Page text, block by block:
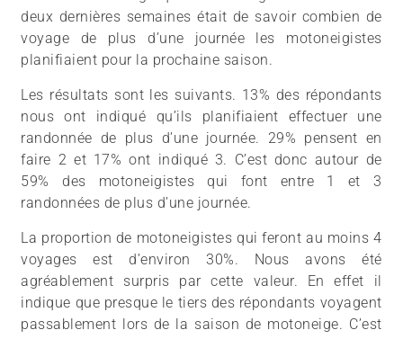
deux dernières semaines était de savoir combien de
voyage de plus d’une journée les motoneigistes
planifiaient pour la prochaine saison.
Les résultats sont les suivants. 13% des répondants
nous ont indiqué qu’ils planifiaient effectuer une
randonnée de plus d’une journée. 29% pensent en
faire 2 et 17% ont indiqué 3. C’est donc autour de
59% des motoneigistes qui font entre 1 et 3
randonnées de plus d’une journée.
La proportion de motoneigistes qui feront au moins 4
voyages est d’environ 30%. Nous avons été
agréablement surpris par cette valeur. En effet il
indique que presque le tiers des répondants voyagent
passablement lors de la saison de motoneige. C’est